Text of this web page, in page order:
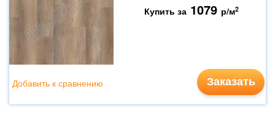
Купить за 1079 р/м2
Заказать
Добавить к сравнению